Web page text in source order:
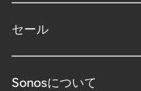
セール
Sonosについて